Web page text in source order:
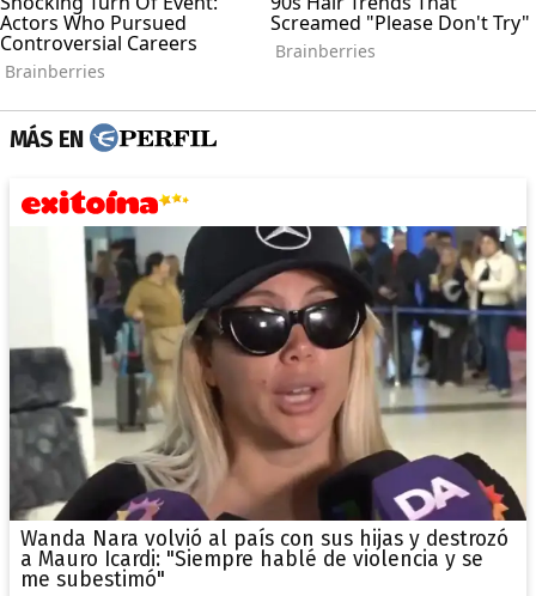
MÁS EN
Wanda Nara volvió al país con sus hijas y destrozó
a Mauro Icardi: "Siempre hablé de violencia y se
me subestimó"